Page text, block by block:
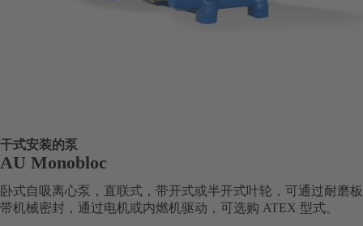
干式安装的泵
AU Monobloc
卧式自吸离心泵，直联式，带开式或半开式叶轮，可通过耐磨
带机械密封，通过电机或内燃机驱动，可选购 ATEX 型式。